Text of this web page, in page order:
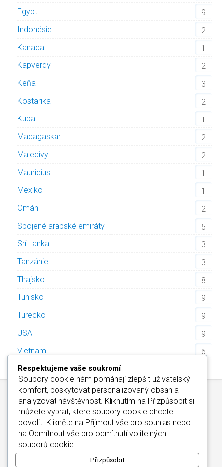
Egypt
9
Indonésie
2
Kanada
1
Kapverdy
2
Keňa
3
Kostarika
2
Kuba
1
Madagaskar
2
Maledivy
2
Mauricius
1
Mexiko
1
Omán
2
Spojené arabské emiráty
5
Srí Lanka
3
Tanzánie
3
Thajsko
8
Tunisko
9
Turecko
9
USA
9
Vietnam
6
Kontakt/Informace o Cookies/Katalog Alfa-Elchron
Wellness Hotely Maďarsko
Copyright © 2026
Respektujeme vaše soukromí
Soubory cookie nám pomáhají zlepšit uživatelský
komfort, poskytovat personalizovaný obsah a
analyzovat návštěvnost. Kliknutím na Přizpůsobit si
můžete vybrat, které soubory cookie chcete
povolit. Klikněte na Přijmout vše pro souhlas nebo
na Odmítnout vše pro odmítnutí volitelných
souborů cookie.
Přizpůsobit